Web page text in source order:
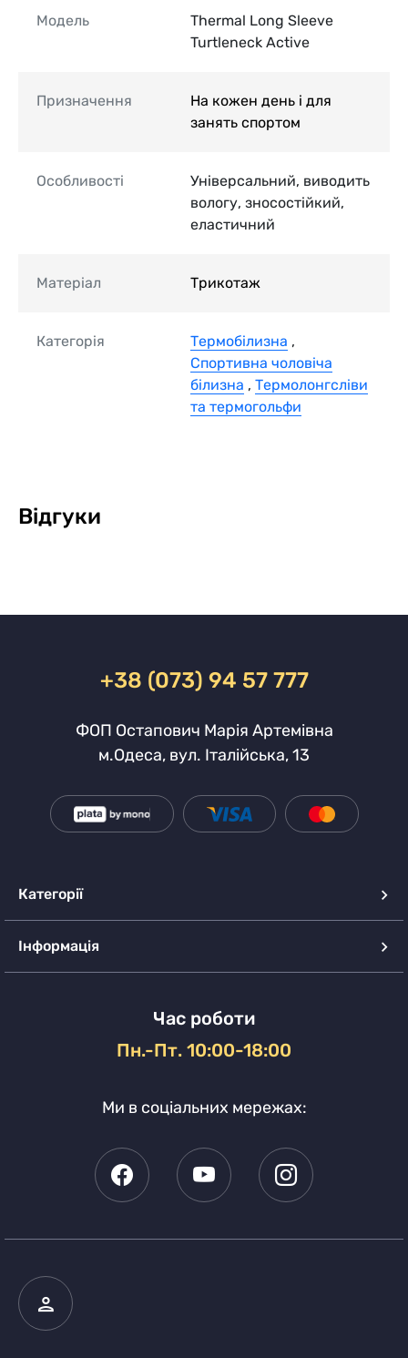
Модель
Thermal Long Sleeve
Turtleneck Active
Призначення
На кожен день і для
занять спортом
Особливості
Універсальний, виводить
вологу, зносостійкий,
еластичний
Матеріал Трикотаж
Категорія Термобілизна ,
Спортивна чоловіча
білизна , Термолонгсліви
та термогольфи
Відгуки
+38 (073) 94 57 777
ФОП Остапович Марія Артемівна
м.Одеса, вул. Італійська, 13
Категорії
Інформація
Час роботи
Пн.-Пт. 10:00-18:00
Ми в соціальних мережах: